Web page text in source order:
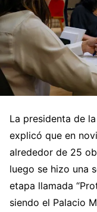
La presidenta de
explicó que en
alrededor de 25
luego se hizo una
etapa llamada
siendo el Palacio